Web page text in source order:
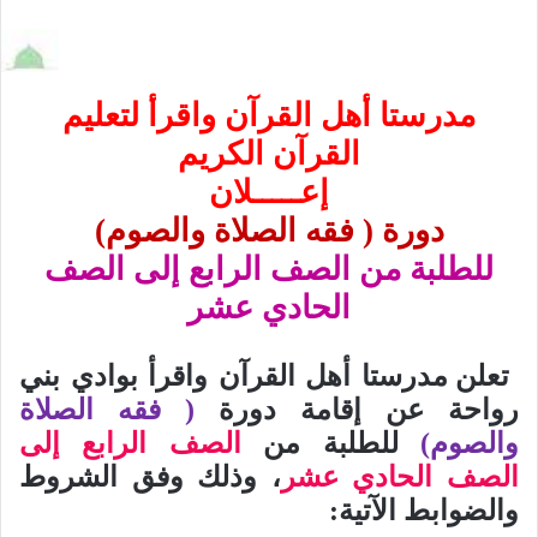
مدرستا أهل القرآن واقرأ لتعليم
القرآن الكريم
إعـــــلان
دورة ( فقه الصلاة والصوم)
للطلبة من الصف الرابع إلى الصف
الحادي عشر
تعلن مدرستا أهل القرآن واقرأ بوادي بني
رواحة عن إقامة دورة ( فقه الصلاة
والصوم) للطلبة من
الصف الرابع إلى
الصف الحادي عشر ، وذلك وفق الشروط
والضوابط الآتية: